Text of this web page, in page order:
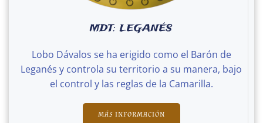
MDT: LEGANÉS
Lobo Dávalos se ha erigido como el Barón de
Leganés y controla su territorio a su manera, bajo
el control y las reglas de la Camarilla.
MÁS INFORMACIÓN